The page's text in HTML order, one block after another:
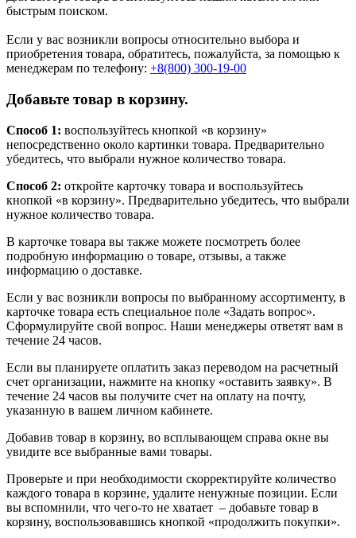
быстрым поиском.
Если у вас возникли вопросы относительно выбора и
приобретения товара, обратитесь, пожалуйста, за помощью к
менеджерам по телефону: +8(800) 300-19-00
Добавьте товар в корзину.
Способ 1: воспользуйтесь кнопкой «в корзину»
непосредственно около картинки товара. Предварительно
убедитесь, что выбрали нужное количество товара.
Способ 2: откройте карточку товара и воспользуйтесь
кнопкой «в корзину». Предварительно убедитесь, что выбрали
нужное количество товара.
В карточке товара вы также можете посмотреть более
подробную информацию о товаре, отзывы, а также
информацию о доставке.
Если у вас возникли вопросы по выбранному ассортименту, в
карточке товара есть специальное поле «Задать вопрос».
Сформулируйте свой вопрос. Наши менеджеры ответят вам в
течение 24 часов.
Если вы планируете оплатить заказ переводом на расчетный
счет организации, нажмите на кнопку «оставить заявку». В
течение 24 часов вы получите счет на оплату на почту,
указанную в вашем личном кабинете.
Добавив товар в корзину, во всплывающем справа окне вы
увидите все выбранные вами товары.
Проверьте и при необходимости скорректируйте количество
каждого товара в корзине, удалите ненужные позиции. Если
вы вспомнили, что чего-то не хватает – добавьте товар в
корзину, воспользовавшись кнопкой «продолжить покупки».